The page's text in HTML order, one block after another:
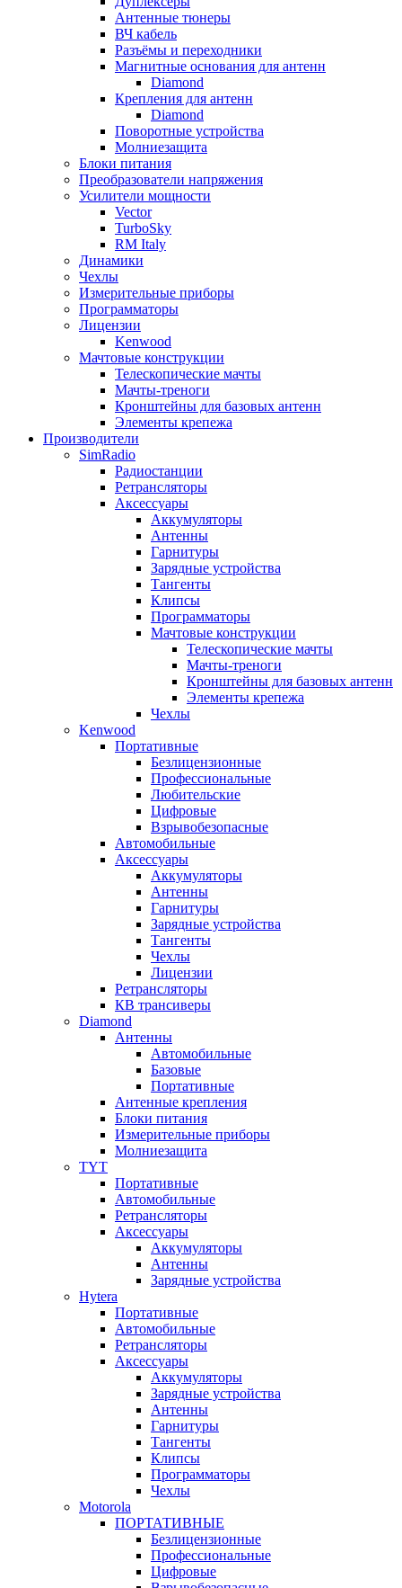
Антенные тюнеры
ВЧ кабель
Разъёмы и переходники
Магнитные основания для антенн
Diamond
Крепления для антенн
Diamond
Поворотные устройства
Молниезащита
Блоки питания
Преобразователи напряжения
Усилители мощности
Vector
TurboSky
RM Italy
Динамики
Чехлы
Измерительные приборы
Программаторы
Лицензии
Kenwood
Мачтовые конструкции
Телескопические мачты
Мачты-треноги
Кронштейны для базовых антенн
Элементы крепежа
Производители
SimRadio
Радиостанции
Ретрансляторы
Аксессуары
Аккумуляторы
Антенны
Гарнитуры
Зарядные устройства
Тангенты
Клипсы
Программаторы
Мачтовые конструкции
Телескопические мачты
Мачты-треноги
Кронштейны для базовых антенн
Элементы крепежа
Чехлы
Kenwood
Портативные
Безлицензионные
Профессиональные
Любительские
Цифровые
Взрывобезопасные
Автомобильные
Аксессуары
Аккумуляторы
Антенны
Гарнитуры
Зарядные устройства
Тангенты
Чехлы
Лицензии
Ретрансляторы
КВ трансиверы
Diamond
Антенны
Автомобильные
Базовые
Портативные
Антенные крепления
Блоки питания
Измерительные приборы
Молниезащита
TYT
Портативные
Автомобильные
Ретрансляторы
Аксессуары
Аккумуляторы
Антенны
Зарядные устройства
Hytera
Портативные
Автомобильные
Ретрансляторы
Аксессуары
Аккумуляторы
Зарядные устройства
Антенны
Гарнитуры
Тангенты
Клипсы
Программаторы
Чехлы
Motorola
ПОРТАТИВНЫЕ
Безлицензионные
Профессиональные
Цифровые